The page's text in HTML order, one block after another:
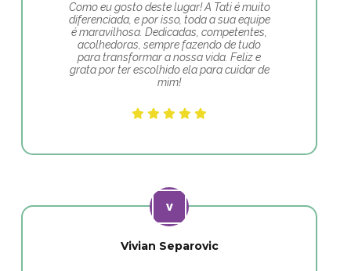
Como eu gosto deste lugar! A Tati é muito
diferenciada, e por isso, toda a sua equipe
é maravilhosa. Dedicadas, competentes,
acolhedoras, sempre fazendo de tudo
para transformar a nossa vida. Feliz e
grata por ter escolhido ela para cuidar de
mim!
Vivian Separovic